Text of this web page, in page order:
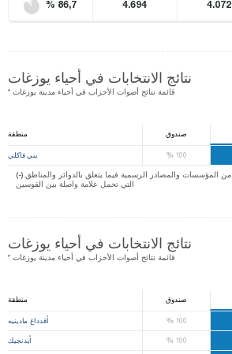
% 86,7 4.694 4.072
نتائج الانتخابات في أحياء يوزغات
* قائمة نتائج أصوات الأحزاب في أحياء مدينة يوزغات
منطقة صندوق
يني فاكلي %100
(-).لا يمكن الحصول على معلومات من المؤسسات والمصادر الرسمية فيما يتعلق بالدوائر والمناطق
التي تحمل علامة واصلة بين القوسين
نتائج الانتخابات في أحياء يوزغات
* قائمة نتائج أصوات الأحزاب في أحياء مدينة يوزغات
منطقة صندوق
أقدداغ مادينيه %100
أيدنجيك %100